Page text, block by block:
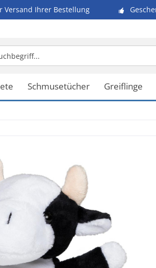
Versand Ihrer Bestellung
Schmusetücher Greiflinge